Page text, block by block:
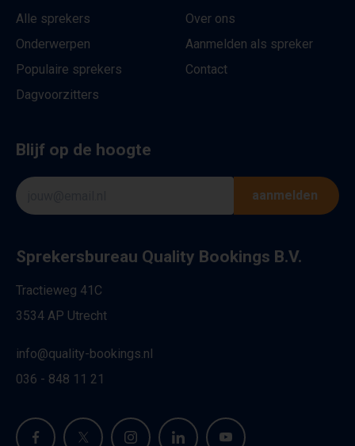
Alle sprekers
Onderwerpen
Populaire sprekers
Dagvoorzitters
Over ons
Aanmelden als spreker
Contact
Blijf op de hoogte
aanmelden
Sprekersbureau Quality Bookings B.V.
Tractieweg 41C
3534 AP Utrecht
info@quality-bookings.nl
036 - 848 11 21